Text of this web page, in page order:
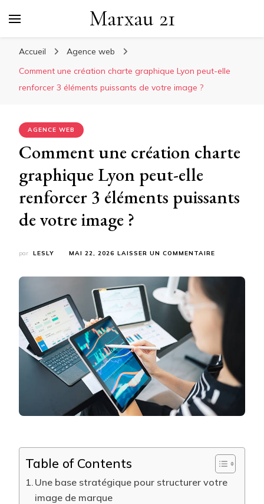
Marxau 21
Accueil
Agence web
Comment une création charte graphique Lyon peut-elle
renforcer 3 éléments puissants de votre image ?
AGENCE WEB
Comment une création charte
graphique Lyon peut-elle
renforcer 3 éléments puissants
de votre image ?
par LESLY MAI 22, 2026 LAISSER UN COMMENTAIRE
GRAPHIQUE
LYON
3
ÉLÉMENTS
PUISSANTS
DE
VOTRE
IMAGE
Table of Contents
Une base stratégique pour structurer votre
image de marque